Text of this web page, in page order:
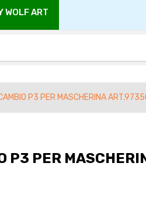
WOLF ART
P3 PER MASCHERINA
P3 PER